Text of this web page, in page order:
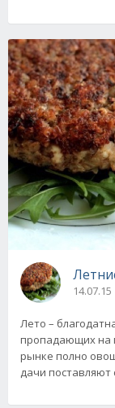
14.07.15
Лето –
пропадающих на
рынке полно
дачи поставляют